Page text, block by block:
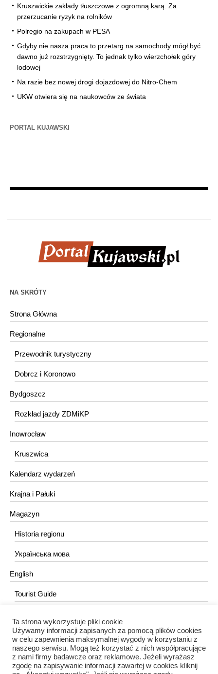
Kruszwickie zakłady tłuszczowe z ogromną karą. Za
przerzucanie ryzyk na rolników
Polregio na zakupach w PESA
Gdyby nie nasza praca to przetarg na samochody mógł być
dawno już rozstrzygnięty. To jednak tylko wierzchołek góry
lodowej
Na razie bez nowej drogi dojazdowej do Nitro-Chem
UKW otwiera się na naukowców ze świata
PORTAL KUJAWSKI
NA SKRÓTY
Strona Główna
Regionalne
Przewodnik turystyczny
Dobrcz i Koronowo
Bydgoszcz
Rozkład jazdy ZDMiKP
Inowrocław
Kruszwica
Kalendarz wydarzeń
Krajna i Pałuki
Magazyn
Historia regionu
Українська мова
English
Tourist Guide
KONTAKT
redakcja@portalkujawski.pl
Redakcja
Ta strona wykorzystuje pliki cookie
Używamy informacji zapisanych za pomocą plików cookies
w celu zapewnienia maksymalnej wygody w korzystaniu z
naszego serwisu. Mogą też korzystać z nich współpracujące
z nami firmy badawcze oraz reklamowe. Jeżeli wyrażasz
zgodę na zapisywanie informacji zawartej w cookies kliknij